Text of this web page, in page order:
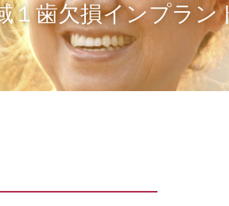
１歯欠損インプラン